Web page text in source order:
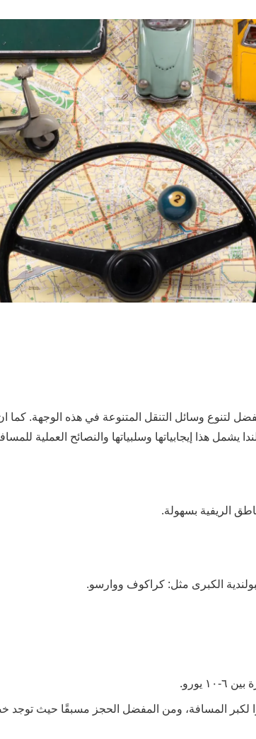
لتنوع وسائل التنقل المتنوعة في هذه الوجهة. كما
هذا إيجابياتها وسلبياتها والنصائح العملية
يورو.